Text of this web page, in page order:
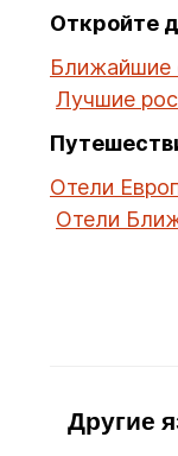
Откройте
Ближайшие
Лучшие
Отели
Отели
Другие